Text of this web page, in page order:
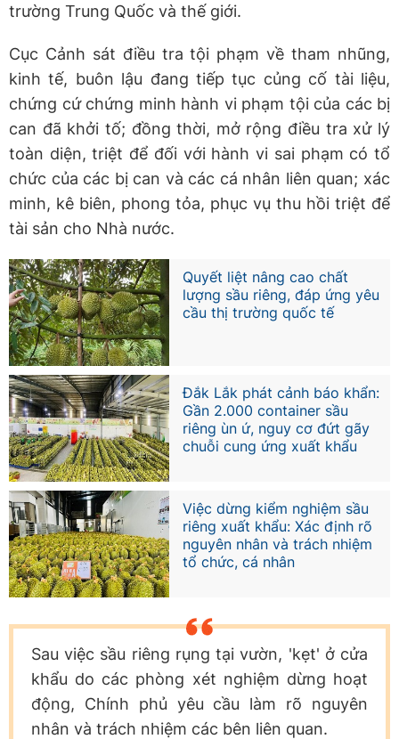
trường Trung Quốc và thế giới.
Cục Cảnh sát điều tra tội phạm về tham nhũng,
kinh tế, buôn lậu đang tiếp tục củng cố tài liệu,
chứng cứ chứng minh hành vi phạm tội của các bị
can đã khởi tố; đồng thời, mở rộng điều tra xử lý
toàn diện, triệt để đối với hành vi sai phạm có tổ
chức của các bị can và các cá nhân liên quan; xác
minh, kê biên, phong tỏa, phục vụ thu hồi triệt để
tài sản cho Nhà nước.
Quyết liệt nâng cao chất
lượng sầu riêng, đáp ứng yêu
cầu thị trường quốc tế
Đắk Lắk phát cảnh báo khẩn:
Gần 2.000 container sầu
riêng ùn ứ, nguy cơ đứt gãy
chuỗi cung ứng xuất khẩu
Việc dừng kiểm nghiệm sầu
riêng xuất khẩu: Xác định rõ
nguyên nhân và trách nhiệm
tổ chức, cá nhân
Sau việc sầu riêng rụng tại vườn, 'kẹt' ở cửa
khẩu do các phòng xét nghiệm dừng hoạt
động, Chính phủ yêu cầu làm rõ nguyên
nhân và trách nhiệm các bên liên quan.